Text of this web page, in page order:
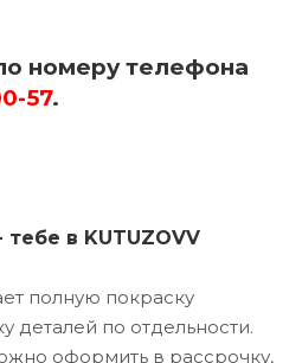
номеру телефона
57.
тебе в KUTUZOVV
полную покраску
деталей по отдельности.
оформить в рассрочку,